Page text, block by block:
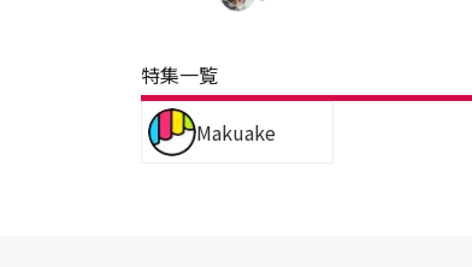
特集一覧
Makuake